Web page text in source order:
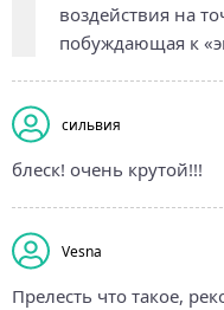
воздействия на
побуждающая к
сильвия
блеск! очень крутой!!!
Vesna
Прелесть что такое,